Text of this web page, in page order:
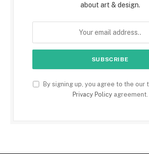
about art & design.
By signing up, you agree to the our
Privacy Policyagreement.